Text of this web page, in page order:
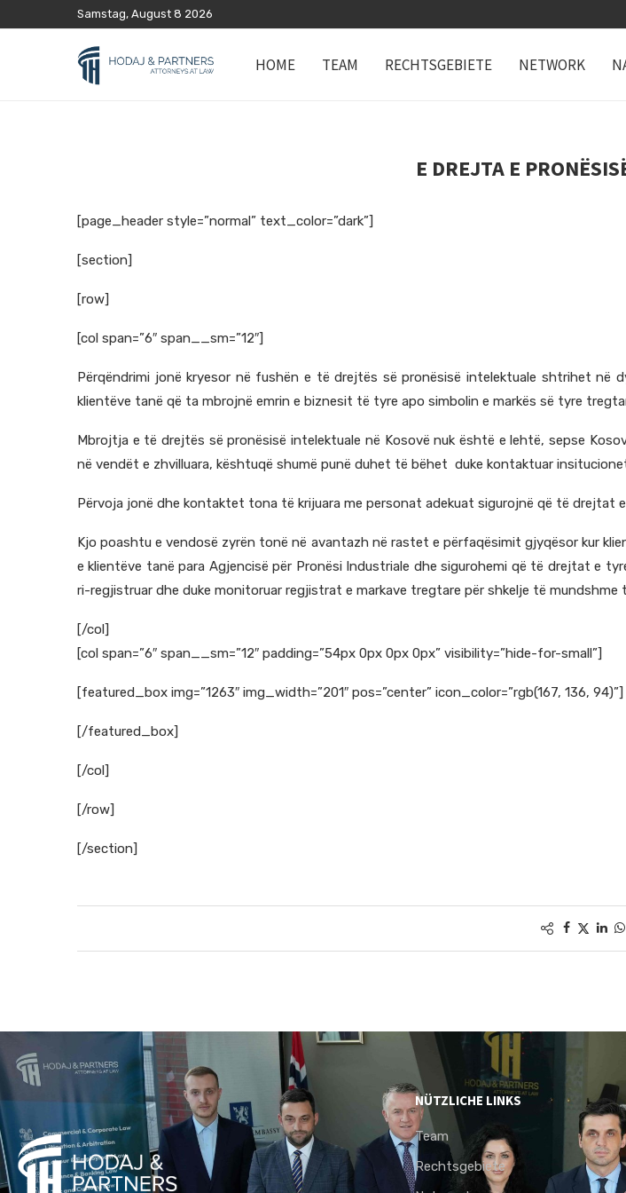
Samstag, August 8 2026
HOME TEAM RECHTSGEBIETE NETWORK
E DREJTA E
[page_header style=”normal” text_color=”dark”]
[section]
[row]
[col span=”6″ span__sm=”12″]
Përqëndrimi jonë kryesor në fushën e të drejtës së pronësisë intelektuale shtrihet
klientëve tanë që ta mbrojnë emrin e biznesit të tyre apo simbolin e markës së tyre
Mbrojtja e të drejtës së pronësisë intelektuale në Kosovë nuk është e lehtë, sepse
në vendët e zhvilluara, kështuqë shumë punë duhet të bëhet duke kontaktuar
Përvoja jonë dhe kontaktet tona të krijuara me personat adekuat sigurojnë që të drejtat
Kjo poashtu e vendosë zyrën tonë në avantazh në rastet e përfaqësimit gjyqësor kur
e klientëve tanë para Agjencisë për Pronësi Industriale dhe sigurohemi që të drejtat e
ri-regjistruar dhe duke monitoruar regjistrat e markave tregtare për shkelje të
[/col]
[col span=”6″ span__sm=”12″ padding=”54px 0px 0px 0px” visibility=”hide-for-small”]
[featured_box img=”1263″ img_width=”201″ pos=”center” icon_color=”rgb(167, 136, 94)”]
[/featured_box]
[/col]
[/row]
[/section]
NÜTZLICHE LINKS
Team
Rechtsgebiete